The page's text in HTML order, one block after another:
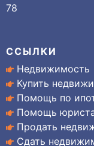
78
ССЫЛКИ
Недвижимость
Купить
Помощь по
Помощь
Продать
Сдать